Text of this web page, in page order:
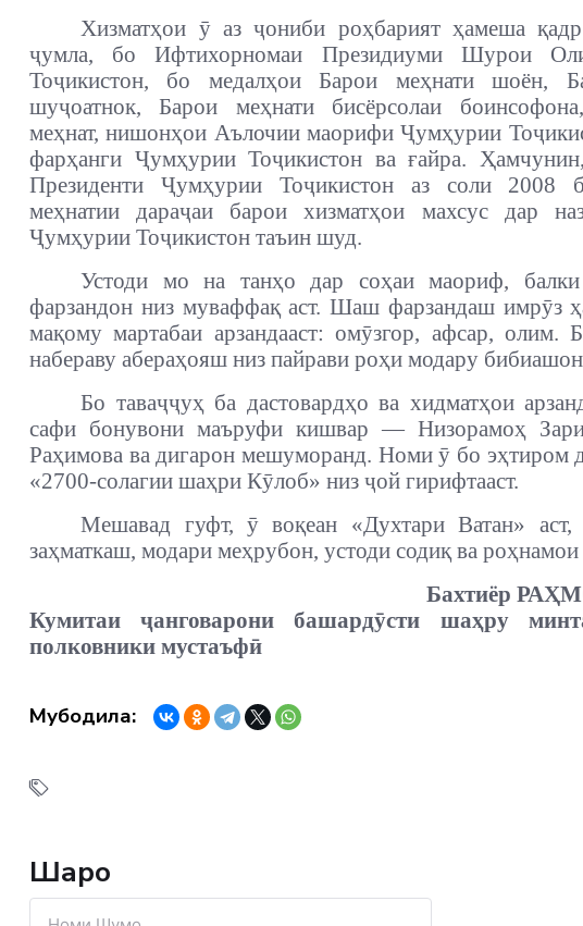
Хизматҳои ӯ аз ҷониби роҳбарият ҳамеша
ҷумла, бо Ифтихорномаи Президиуми Шурои
Тоҷикистон, бо медалҳои Барои меҳнати шоён,
шуҷоатнок, Барои меҳнати бисёрсолаи
меҳнат, нишонҳои Аълочии маорифи Ҷумҳурии
фарҳанги Ҷумҳурии Тоҷикистон ва ғайра.
Президенти Ҷумҳурии Тоҷикистон аз соли 2008
меҳнатии дараҷаи барои хизматҳои махсус дар
Ҷумҳурии Тоҷикистон таъин шуд.
Устоди мо на танҳо дар соҳаи маориф,
фарзандон низ муваффақ аст. Шаш фарзандаш имрӯз
мақому мартабаи арзандааст: омӯзгор, афсар, олим.
набераву абераҳояш низ пайрави роҳи модару
Бо таваҷҷуҳ ба дастовардҳо ва хидматҳои
сафи бонувони маъруфи кишвар — Низорамоҳ
Раҳимова ва дигарон мешуморанд. Номи ӯ бо эҳтиром
«2700-солагии шаҳри Кӯлоб» низ ҷой гирифтааст.
Мешавад гуфт, ӯ воқеан «Духтари Ватан»
заҳматкаш, модари меҳрубон, устоди содиқ ва роҳнамои
Бахтиёр
Кумитаи ҷанговарони башардӯсти шаҳру
полковники мустаъфӣ
Мубодила:
Шарҳҳо